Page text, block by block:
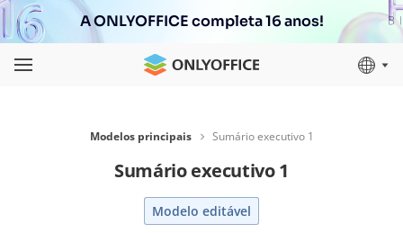
A ONLYOFFICE completa 16 anos!
Modelos principais Sumário executivo 1
Sumário executivo 1
Modelo editável